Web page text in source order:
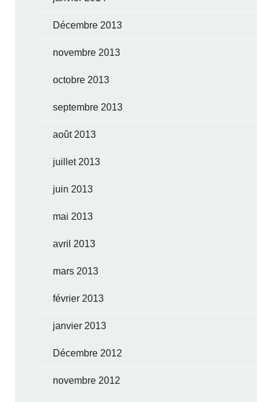
Décembre 2013
novembre 2013
octobre 2013
septembre 2013
août 2013
juillet 2013
juin 2013
mai 2013
avril 2013
mars 2013
février 2013
janvier 2013
Décembre 2012
novembre 2012